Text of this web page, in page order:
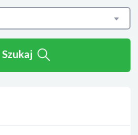
Szukaj